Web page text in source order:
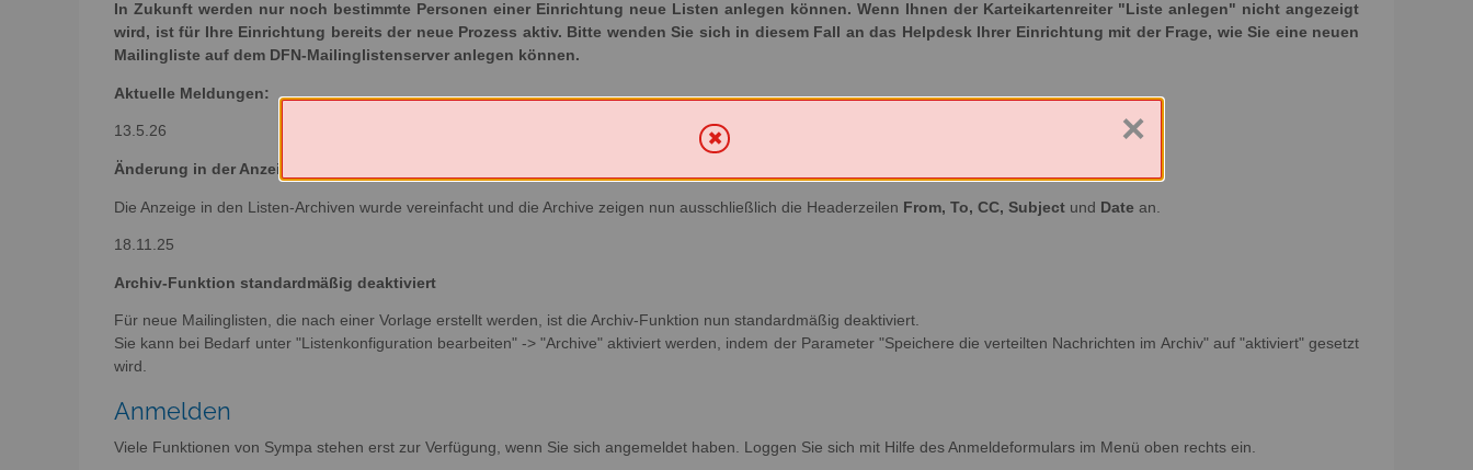
In Zukunft werden nur noch bestimmte Personen einer Einrichtung neue Listen anlegen können. Wenn Ihnen der Karteikartenreiter "Liste anlegen" nicht angezeigt
wird, ist für Ihre Einrichtung bereits der neue Prozess aktiv. Bitte wenden Sie sich in diesem Fall an das Helpdesk Ihrer Einrichtung mit der Frage, wie Sie eine neuen
Mailingliste auf dem DFN-Mailinglistenserver anlegen können.
Aktuelle Meldungen:
13.5.26
Änderung in der Anzeige der Archive
Die Anzeige in den Listen-Archiven wurde vereinfacht und die Archive zeigen nun ausschließlich die Headerzeilen From, To, CC, Subject und Date an.
18.11.25
Archiv-Funktion standardmäßig deaktiviert
Für neue Mailinglisten, die nach einer Vorlage erstellt werden, ist die Archiv-Funktion nun standardmäßig deaktiviert.
Sie kann bei Bedarf unter "Listenkonfiguration bearbeiten" -> "Archive" aktiviert werden, indem der Parameter "Speichere die verteilten Nachrichten im Archiv" auf "aktiviert" gesetzt
wird.
Anmelden
Viele Funktionen von Sympa stehen erst zur Verfügung, wenn Sie sich angemeldet haben. Loggen Sie sich mit Hilfe des Anmeldeformulars im Menü oben rechts ein.
×